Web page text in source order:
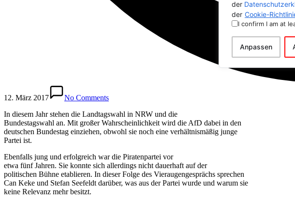
der
der Cookie-
I confirm I am at
Anpassen
12. März 2017
No Comments
In diesem Jahr stehen die Landtagswahl in NRW und die
Bundestagswahl an. Mit großer Wahrscheinlichkeit wird die AfD dabei in den
deutschen Bundestag einziehen, obwohl sie noch eine verhältnismäßig junge
Partei ist.
Ebenfalls jung und erfolgreich war die Piratenpartei vor
etwa fünf Jahren. Sie konnte sich allerdings nicht dauerhaft auf der
politischen Bühne etablieren. In dieser Folge des Vieraugengesprächs sprechen
Can Keke und Stefan Seefeldt darüber, was aus der Partei wurde und warum sie
keine Relevanz mehr besitzt.